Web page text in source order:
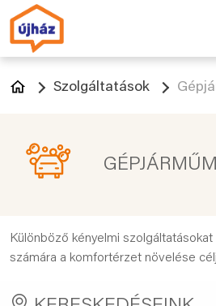
Szolgáltatások
Különböző kényelmi szolgáltatásokat
számára a komfortérzet növelése